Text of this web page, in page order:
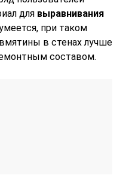
для выравнивания
при таком
в стенах лучше
составом.